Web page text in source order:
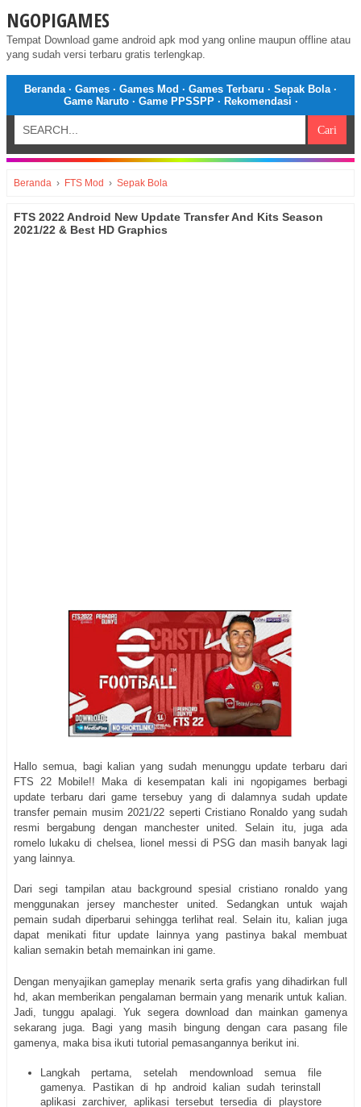
NGOPIGAMES
Tempat Download game android apk mod yang online maupun offline atau
yang sudah versi terbaru gratis terlengkap.
Beranda· Games · Games Mod · Games Terbaru · Sepak Bola·
Game Naruto· Game PPSSPP· Rekomendasi ·
Beranda › FTS Mod › Sepak Bola
FTS 2022 Android New Update Transfer And Kits Season
2021/22 & Best HD Graphics
Hallo semua, bagi kalian yang sudah menunggu update terbaru dari
FTS 22 Mobile!! Maka di kesempatan kali ini ngopigames berbagi
update terbaru dari game tersebuy yang di dalamnya sudah update
transfer pemain musim 2021/22 seperti Cristiano Ronaldo yang sudah
resmi bergabung dengan manchester united. Selain itu, juga ada
romelo lukaku di chelsea, lionel messi di PSG dan masih banyak lagi
yang lainnya.
Dari segi tampilan atau background spesial cristiano ronaldo yang
menggunakan jersey manchester united. Sedangkan untuk wajah
pemain sudah diperbarui sehingga terlihat real. Selain itu, kalian juga
dapat menikati fitur update lainnya yang pastinya bakal membuat
kalian semakin betah memainkan ini game.
Dengan menyajikan gameplay menarik serta grafis yang dihadirkan full
hd, akan memberikan pengalaman bermain yang menarik untuk kalian.
Jadi, tunggu apalagi. Yuk segera download dan mainkan gamenya
sekarang juga. Bagi yang masih bingung dengan cara pasang file
gamenya, maka bisa ikuti tutorial pemasangannya berikut ini.
Langkah pertama, setelah mendownload semua file
gamenya. Pastikan di hp android kalian sudah terinstall
aplikasi zarchiver, aplikasi tersebut tersedia di playstore